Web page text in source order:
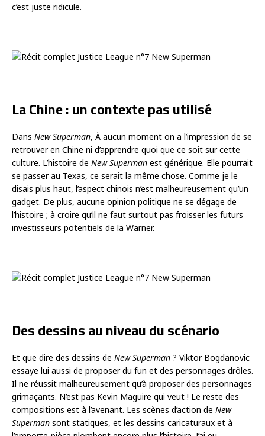
c’est juste ridicule.
La Chine : un contexte pas utilisé
Dans New Superman, À aucun moment on a l’impression de se
retrouver en Chine ni d’apprendre quoi que ce soit sur cette
culture. L’histoire de New Superman est générique. Elle pourrait
se passer au Texas, ce serait la même chose. Comme je le
disais plus haut, l’aspect chinois n’est malheureusement qu’un
gadget. De plus, aucune opinion politique ne se dégage de
l’histoire ; à croire qu’il ne faut surtout pas froisser les futurs
investisseurs potentiels de la Warner.
Des dessins au niveau du scénario
Et que dire des dessins de New Superman ? Viktor Bogdanovic
essaye lui aussi de proposer du fun et des personnages drôles.
Il ne réussit malheureusement qu’à proposer des personnages
grimaçants. N’est pas Kevin Maguire qui veut ! Le reste des
compositions est à l’avenant. Les scènes d’action de New
Superman sont statiques, et les dessins caricaturaux et à